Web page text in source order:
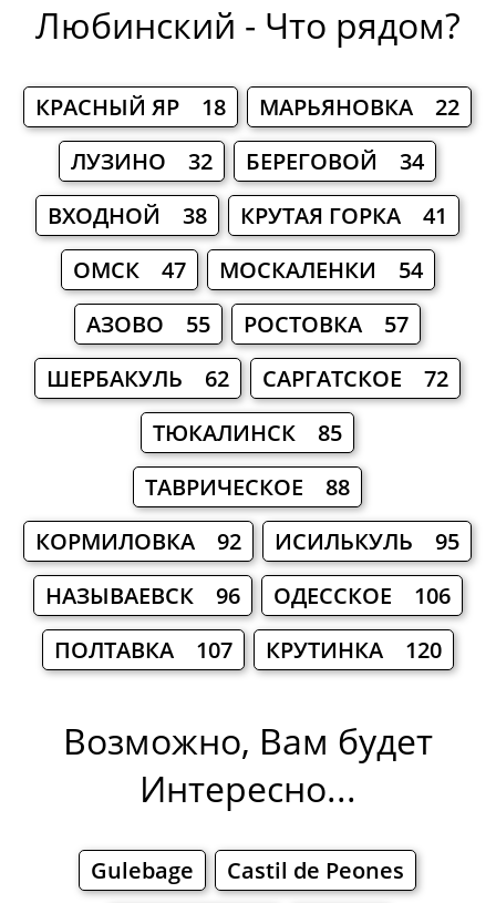
Любинский - Что рядом?
КРАСНЫЙ ЯР 18
МАРЬЯНОВКА 22
ЛУЗИНО 32
БЕРЕГОВОЙ 34
ВХОДНОЙ 38
КРУТАЯ ГОРКА 41
ОМСК 47
МОСКАЛЕНКИ 54
АЗОВО 55
РОСТОВКА 57
ШЕРБАКУЛЬ 62
САРГАТСКОЕ 72
ТЮКАЛИНСК 85
ТАВРИЧЕСКОЕ 88
КОРМИЛОВКА 92
ИСИЛЬКУЛЬ 95
НАЗЫВАЕВСК 96
ОДЕССКОЕ 106
ПОЛТАВКА 107
КРУТИНКА 120
Возможно, Вам будет
Интересно...
Gulebage
Castil de Peones